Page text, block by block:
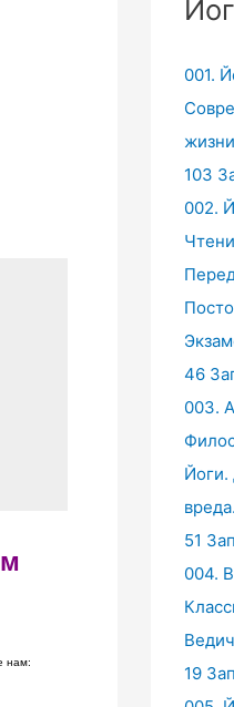
нам:
001.
103
002.
46
003.
51
004.
19